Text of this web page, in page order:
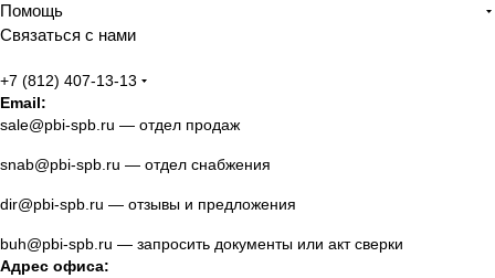
Помощь
Связаться с нами
+7 (812) 407-13-13
Email:
sale@pbi-spb.ru — отдел продаж
snab@pbi-spb.ru — отдел снабжения
dir@pbi-spb.ru — отзывы и предложения
buh@pbi-spb.ru — запросить документы или акт сверки
Адрес офиса: